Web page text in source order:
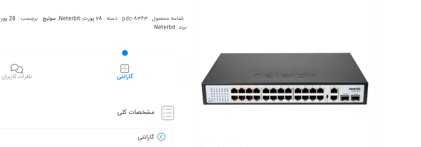
شناسه محصول : pdc-8363 دسته : 28 پورت ,
Neterbit
, سوئیچ برچسب : 28 پورت
برند: Neterbit
گارانتی نظرات کاربران
مشخصات کلی
گارانتی